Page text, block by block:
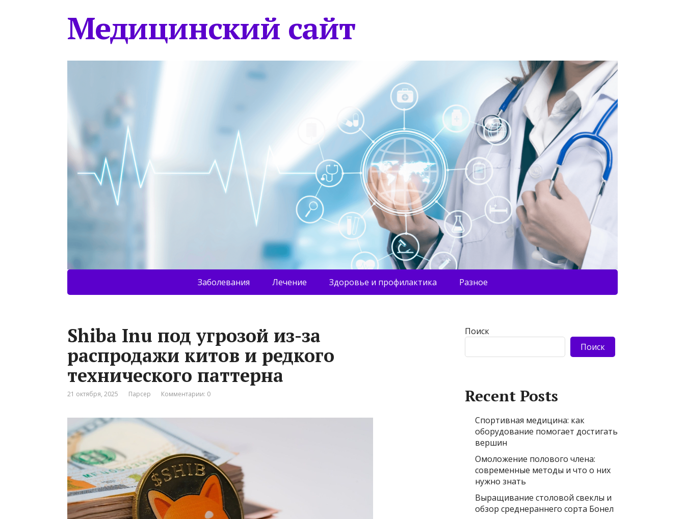
Медицинский сайт
Заболевания Лечение Здоровье и профилактика Разное
Shiba Inu под угрозой из-за
распродажи китов и редкого
технического паттерна
21 октября, 2025 Парсер Комментарии: 0
Поиск
Поиск
Recent Posts
Спортивная медицина: как
оборудование помогает достигать
вершин
Омоложение полового члена:
современные методы и что о них
нужно знать
Выращивание столовой свеклы и
обзор среднераннего сорта Бонел